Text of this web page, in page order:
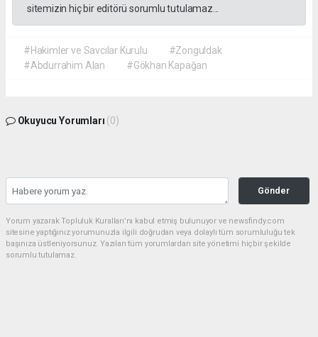
sitemizin hiç bir editörü sorumlu tutulamaz...
#Hakimler ve Savcılar Kurulu
#Zonguldak
#Abdurrahim Alan
#Gökhan Kapağan
Okuyucu Yorumları (0)
Gönder
Yorum yazarak Topluluk Kuralları’nı kabul etmiş bulunuyor ve newsfindy.com
sitesine yaptığınız yorumunuzla ilgili doğrudan veya dolaylı tüm sorumluluğu tek
başınıza üstleniyorsunuz. Yazılan tüm yorumlardan site yönetimi hiçbir şekilde
sorumlu tutulamaz.